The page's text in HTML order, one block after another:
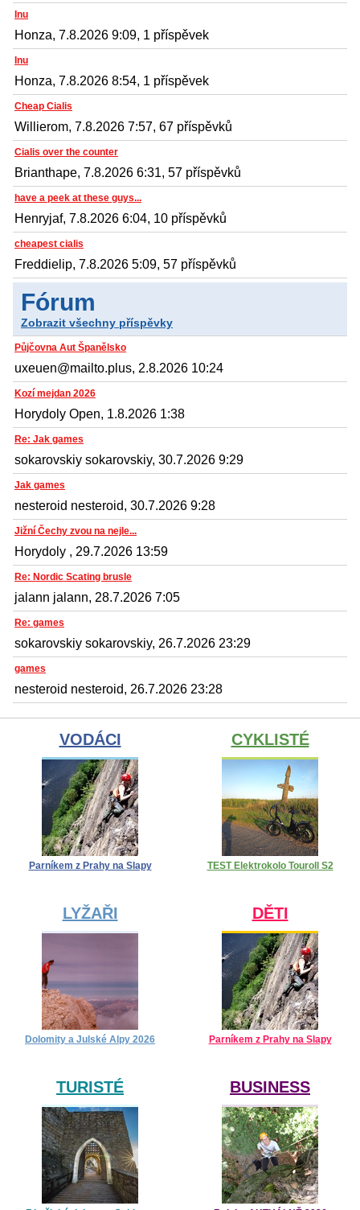
Inu
Honza, 7.8.2026 9:09, 1 příspěvek
Inu
Honza, 7.8.2026 8:54, 1 příspěvek
Cheap Cialis
Willierom, 7.8.2026 7:57, 67 příspěvků
Cialis over the counter
Brianthape, 7.8.2026 6:31, 57 příspěvků
have a peek at these guys...
Henryjaf, 7.8.2026 6:04, 10 příspěvků
cheapest cialis
Freddielip, 7.8.2026 5:09, 57 příspěvků
Fórum
Zobrazit všechny příspěvky
Půjčovna Aut Španělsko
uxeuen@mailto.plus, 2.8.2026 10:24
Kozí mejdan 2026
Horydoly Open, 1.8.2026 1:38
Re: Jak games
sokarovskiy sokarovskiy, 30.7.2026 9:29
Jak games
nesteroid nesteroid, 30.7.2026 9:28
Jižní Čechy zvou na nejle...
Horydoly , 29.7.2026 13:59
Re: Nordic Scating brusle
jalann jalann, 28.7.2026 7:05
Re: games
sokarovskiy sokarovskiy, 26.7.2026 23:29
games
nesteroid nesteroid, 26.7.2026 23:28
VODÁCI
Parníkem z Prahy na Slapy
CYKLISTÉ
TEST Elektrokolo Touroll S2
LYŽAŘI
Dolomity a Julské Alpy 2026
DĚTI
Parníkem z Prahy na Slapy
TURISTÉ BUSINESS